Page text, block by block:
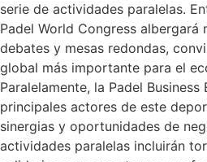
serie de actividades paralelas.
Padel World Congress albergará
debates y mesas redondas,
global más importante para el
Paralelamente, la Padel
principales actores de este
sinergias y oportunidades de
actividades paralelas incluirán